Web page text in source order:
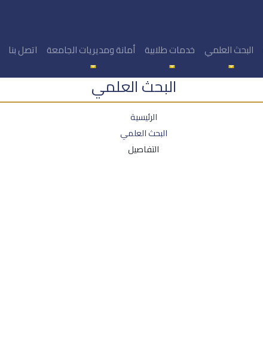
البحث العلمي خدمات طلابية أمانة ومديريات الجامعة اتصل بنا
البحث العلمي
الرئيسية
البحث العلمي
التفاصيل